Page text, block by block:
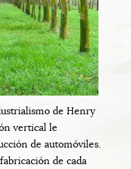
de Henry
vertical le
de automóviles.
de cada